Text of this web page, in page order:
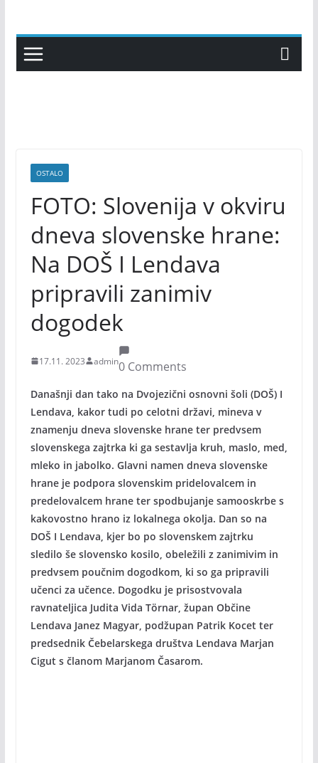
content
OSTALO
FOTO: Slovenija v okviru
dneva slovenske hrane:
Na DOŠ I Lendava
pripravili zanimiv
dogodek
17.11. 2023 admin0 Comments
Današnji dan tako na Dvojezični osnovni šoli (DOŠ) I
Lendava, kakor tudi po celotni državi, mineva v
znamenju dneva slovenske hrane ter predvsem
slovenskega zajtrka ki ga sestavlja kruh, maslo, med,
mleko in jabolko. Glavni namen dneva slovenske
hrane je podpora slovenskim pridelovalcem in
predelovalcem hrane ter spodbujanje samooskrbe s
kakovostno hrano iz lokalnega okolja. Dan so na
DOŠ I Lendava, kjer bo po slovenskem zajtrku
sledilo še slovensko kosilo, obeležili z zanimivim in
predvsem poučnim dogodkom, ki so ga pripravili
učenci za učence. Dogodku je prisostvovala
ravnateljica Judita Vida Törnar, župan Občine
Lendava Janez Magyar, podžupan Patrik Kocet ter
predsednik Čebelarskega društva Lendava Marjan
Cigut s članom Marjanom Časarom.